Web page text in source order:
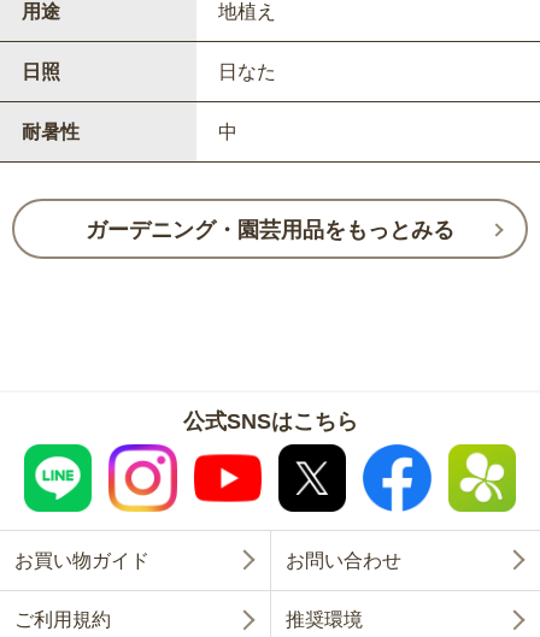
用途 地植え
日照 日なた
耐暑性 中
ガーデニング・園芸用品をもっとみる
公式SNSはこちら
お買い物ガイド お問い合わせ
ご利用規約 推奨環境